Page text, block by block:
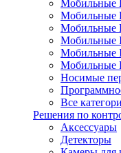
Мобильные
Мобильные
Мобильные
Мобильные
Мобильные
Мобильные
Носимые
Все
Решения по
Аксессуары
Детекторы